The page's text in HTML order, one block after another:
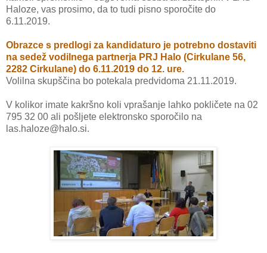
Haloze, vas prosimo, da to tudi pisno sporočite do
6.11.2019.
Obrazce s predlogi za kandidaturo je potrebno dostaviti
na sedež vodilnega partnerja PRJ Halo (Cirkulane 56,
2282 Cirkulane) do 6.11.2019 do 12. ure.
Volilna skupščina bo potekala predvidoma 21.11.2019.
V kolikor imate kakršno koli vprašanje lahko pokličete na 02
795 32 00 ali pošljete elektronsko sporočilo na
las.haloze@halo.si.